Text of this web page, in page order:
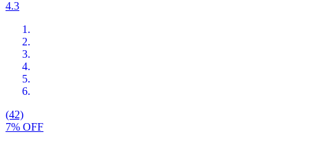
4.3
(42)
7% OFF